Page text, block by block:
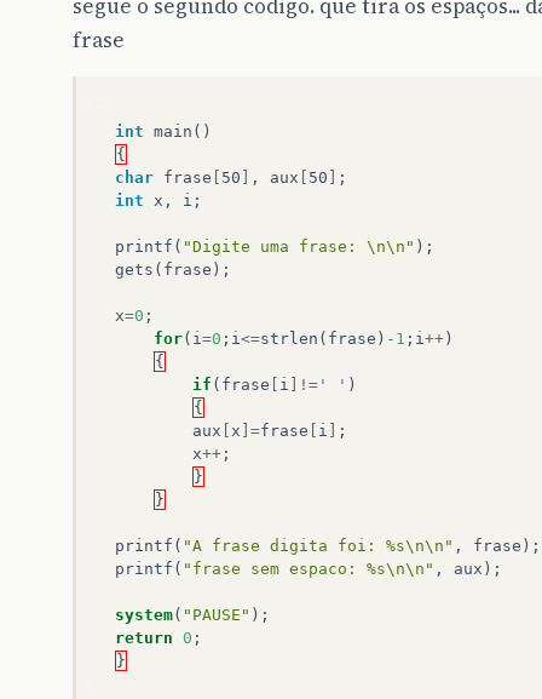
segue o segundo codigo. que tira os espaços...
frase
int main ()
{
char frase 50 , aux 50
;
int x , i ;
printf ( "Digite uma frase: \n\n" );
gets ( frase );
x=0 ;
for( i=0 ; i<=strlen ( frase ) - 1 ; i++ )
{
if ( frase i ]!= ' ' )
{
aux x ]=frase i
;
x++ ;
}
}
printf ( "A frase digita foi: %s\n\n" , frase );
printf ( "frase sem espaco: %s\n\n" , aux );
system( "PAUSE" );
return 0 ;
}